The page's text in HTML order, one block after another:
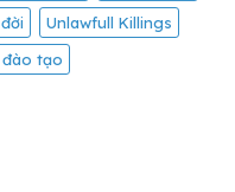
Unlawfull Killings
đào tạo